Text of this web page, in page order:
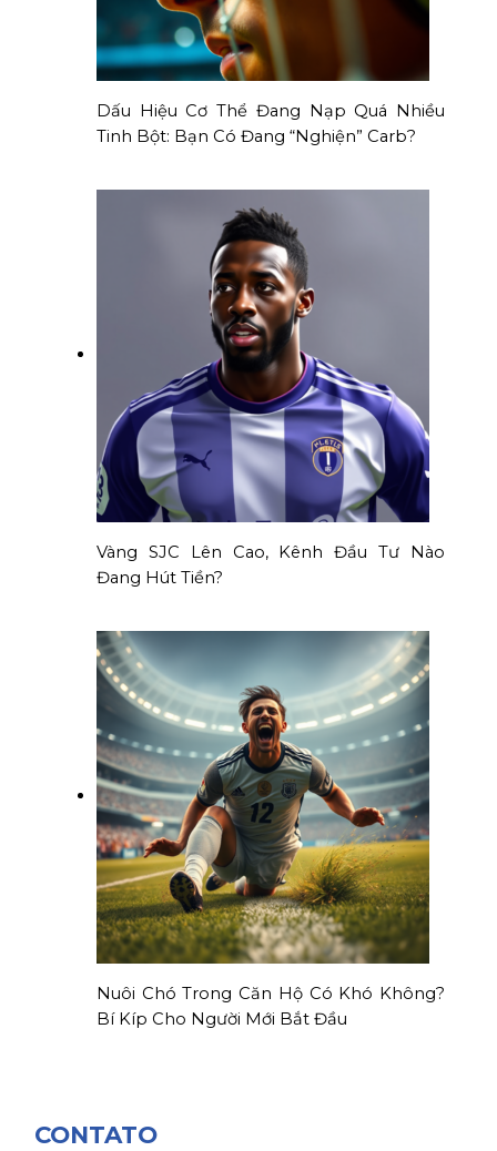
Dấu Hiệu Cơ Thể Đang Nạp Quá Nhiều
Tinh Bột: Bạn Có Đang “Nghiện” Carb?
Vàng SJC Lên Cao, Kênh Đầu Tư Nào
Đang Hút Tiền?
Nuôi Chó Trong Căn Hộ Có Khó Không?
Bí Kíp Cho Người Mới Bắt Đầu
CONTATO